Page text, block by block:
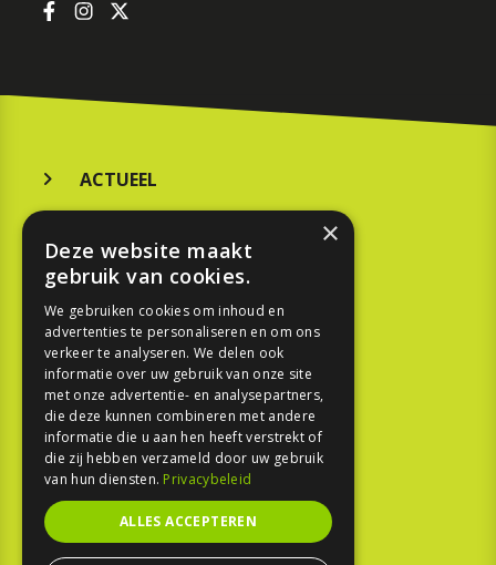
ACTUEEL
KOOPGIDS
TESTEN
SPORT
REPORTAGE
TOUREN
NIEUWSBRIEF
×
Deze website maakt
gebruik van cookies.
We gebruiken cookies om inhoud en
advertenties te personaliseren en om ons
verkeer te analyseren. We delen ook
informatie over uw gebruik van onze site
met onze advertentie- en analysepartners,
die deze kunnen combineren met andere
informatie die u aan hen heeft verstrekt of
die zij hebben verzameld door uw gebruik
van hun diensten. Privacybeleid
ALLES ACCEPTEREN